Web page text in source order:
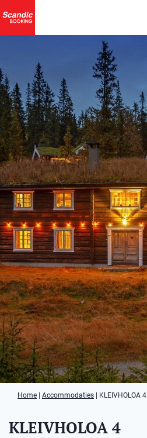
Home Accommodaties KLEIVHOLOA 4
KLEIVHOLOA 4